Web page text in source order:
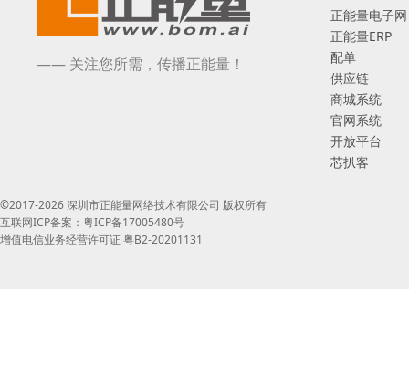
—— 关注您所需，传播正能量！
正能量电子网
正能量ERP
配单
供应链
商城系统
官网系统
开放平台
芯扒客
©2017-2026 深圳市正能量网络技术有限公司 版权所有
互联网ICP备案：粤ICP备17005480号
增值电信业务经营许可证 粤B2-20201131